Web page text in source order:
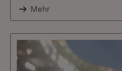
Mehr